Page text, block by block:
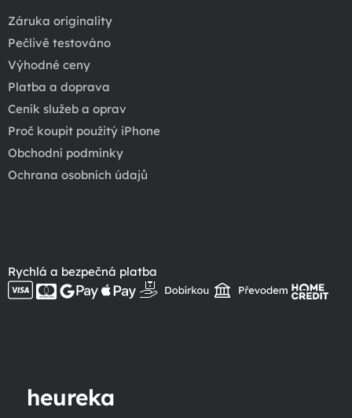
Záruka originality
Pečlivě testováno
Výhodné ceny
Platba a doprava
Ceník služeb a oprav
Proč koupit použitý iPhone
Obchodní podmínky
Ochrana osobních údajů
Rychlá a bezpečná platba
heureka